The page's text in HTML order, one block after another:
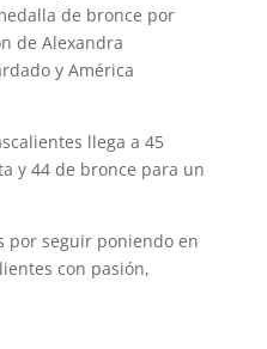
de bronce por
de Alexandra
y América
llega a 45
y 44 de bronce para un
por seguir poniendo en
con pasión,